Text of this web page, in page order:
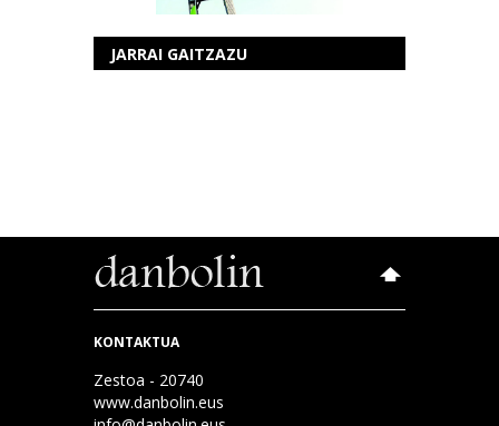
JARRAI GAITZAZU
KONTAKTUA
Zestoa - 20740
www.danbolin.eus